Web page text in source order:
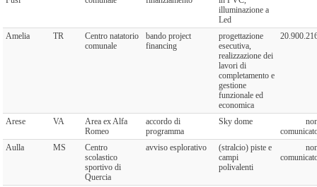
illuminazione a
Led
Amelia
TR
Centro natatorio
comunale
bando project
financing
progettazione
esecutiva,
realizzazione dei
lavori di
completamento e
gestione
funzionale ed
economica
Arese VA
Area ex Alfa
Romeo
accordo di
programma
Sky dome
Aulla
MS
Centro
scolastico
sportivo di
Quercia
avviso esplorativo
(stralcio) piste e
campi
polivalenti